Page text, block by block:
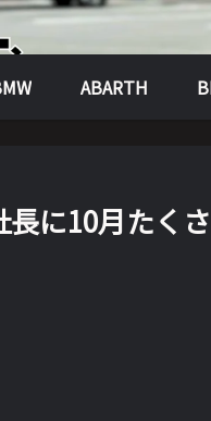
ABARTH
長に10月たく